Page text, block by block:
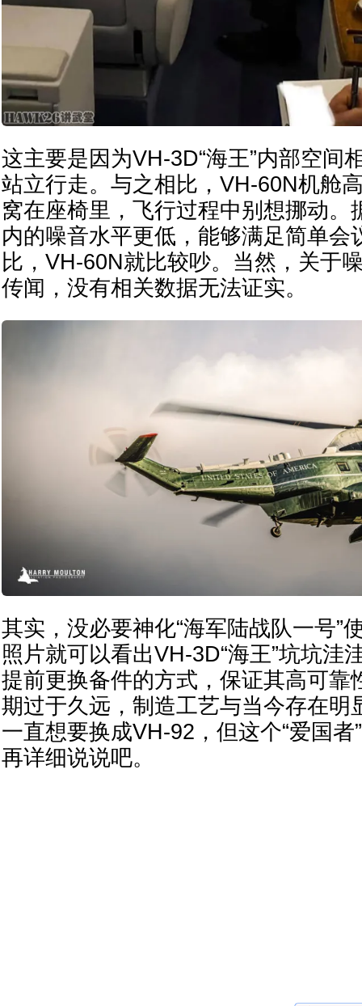
这主要是因为VH-3D“海王”内部空间
站立行走。与之相比，VH-60N机舱
窝在座椅里，飞行过程中别想挪动。
内的噪音水平更低，能够满足简单会
比，VH-60N就比较吵。当然，关于
传闻，没有相关数据无法证实。
其实，没必要神化“海军陆战队一号”
照片就可以看出VH-3D“海王”坑坑洼
提前更换备件的方式，保证其高可靠
期过于久远，制造工艺与当今存在明
一直想要换成VH-92，但这个“爱国者
再详细说说吧。